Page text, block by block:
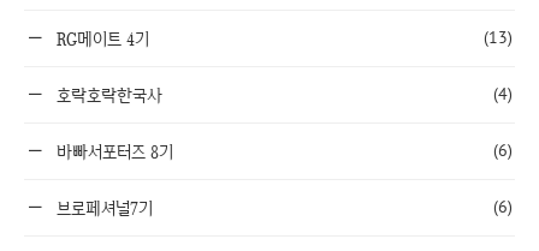
RG메이트 4기 (13)
호락호락한국사 (4)
바빠서포터즈 8기 (6)
브로페셔널7기 (6)